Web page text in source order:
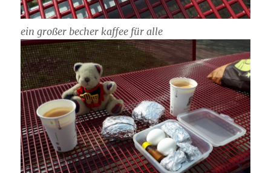
ein großer becher kaffee für alle